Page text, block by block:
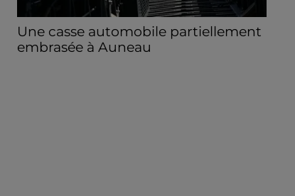
Une casse automobile partiellement
embrasée à Auneau